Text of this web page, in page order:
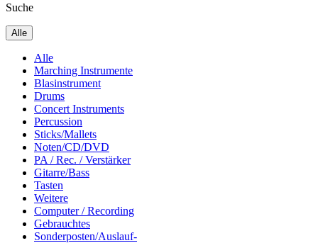
Suche
Alle
Alle
Marching Instrumente
Blasinstrument
Drums
Concert Instruments
Percussion
Sticks/Mallets
Noten/CD/DVD
PA / Rec. / Verstärker
Gitarre/Bass
Tasten
Weitere
Computer / Recording
Gebrauchtes
Sonderposten/Auslauf-